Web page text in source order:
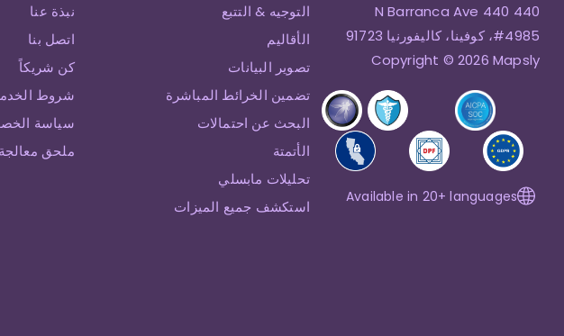
440 N Barranca Ave 440
#4985، كوفينا، كاليفورنيا 91723
Copyright © 2026 Mapsly
Available in 20+ languages
التوجيه & التتبع
الأقاليم
تصوير البيانات
تضمين الخرائط المباشرة
البحث عن احتمالات
الأتمتة
تحليلات مابسلي
استكشف جميع الميزات
نبذة عنا
اتصل بنا
كن شريكاً
شروط
سياسة
ملحق معالجة